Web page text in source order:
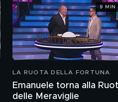
LA RUOTA DELLA FORTUNA
Emanuele torna alla
delle Meraviglie
9 MIN